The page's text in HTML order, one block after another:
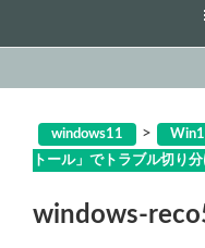
プ
windows11 >
トール」でトラブル切り
windows-